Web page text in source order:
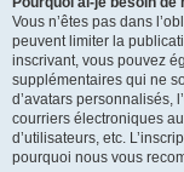
Vous n’êtes pas dans
peuvent limiter la
inscrivant, vous pouvez
supplémentaires qui ne
d’avatars personnalisés,
courriers électroniques
d’utilisateurs, etc.
pourquoi nous vous